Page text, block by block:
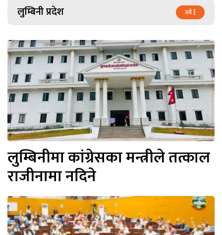
लुम्बिनी प्रदेश सबै
लुम्बिनीमा कांग्रेसका मन्त्रीले तत्काल
राजीनामा नदिने